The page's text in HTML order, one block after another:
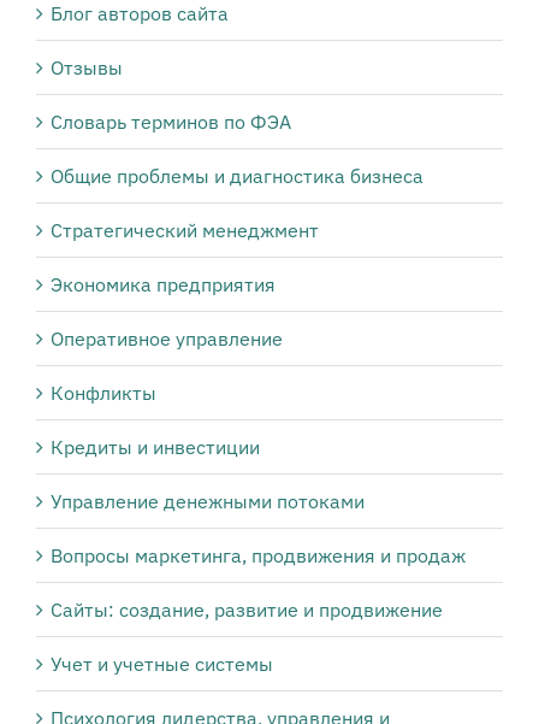
Блог авторов сайта
Отзывы
Словарь терминов по ФЭА
Общие проблемы и диагностика бизнеса
Стратегический менеджмент
Экономика предприятия
Оперативное управление
Конфликты
Кредиты и инвестиции
Управление денежными потоками
Вопросы маркетинга, продвижения и продаж
Сайты: создание, развитие и продвижение
Учет и учетные системы
Психология лидерства, управления и